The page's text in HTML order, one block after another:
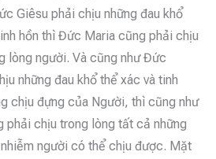
Giêsu phải chịu những đau khổ
hồn thì Đức Maria cũng phải chịu
lòng người. Và cũng như Đức
những đau khổ thể xác và tinh
chịu đựng của Người, thì cũng như
phải chịu trong lòng tất cả những
người có thể chịu được. Mặt